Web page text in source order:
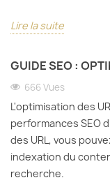
Lire la suite
GUIDE SEO :
666 Vues
L'optimisation des
performances SEO
des URL, vous
indexation du
recherche.